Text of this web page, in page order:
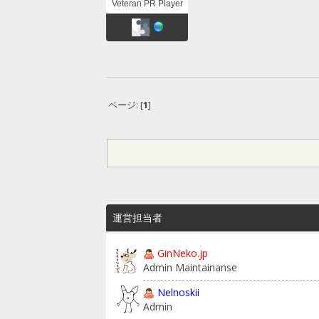
Veteran PR Player
ページ: [1]
運営担当者
GinNeko.jp
Admin Maintainanse
Nelnoskii
Admin